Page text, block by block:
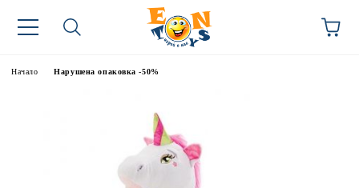
Начало Нарушена опаковка -50%